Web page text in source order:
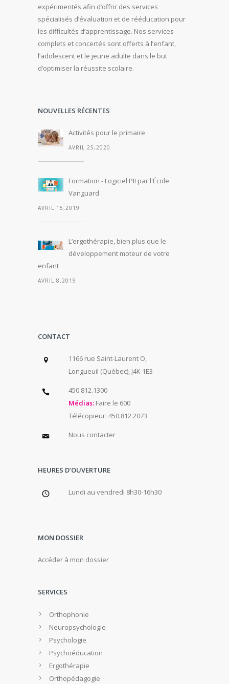
expérimentés afin d’offrir des services
spécialisés d’évaluation et de rééducation pour
les difficultés d’apprentissage. Nos services
complets et concertés sont offerts à l’enfant,
l’adolescent et le jeune adulte dans le but
d’optimiser la réussite scolaire.
NOUVELLES RÉCENTES
Activités pour le primaire
AVRIL 25,2020
Formation - Logiciel PII par l'École
Vanguard
AVRIL 15,2019
L’ergothérapie, bien plus que le
développement moteur de votre
enfant
AVRIL 8,2019
CONTACT
1166 rue Saint-Laurent O,
Longueuil (Québec), J4K 1E3
450.812.1300
Médias: Faire le 600
Télécopieur: 450.812.2073
Nous contacter
HEURES D’OUVERTURE
Lundi au vendredi 8h30-16h30
MON DOSSIER
Accéder à mon dossier
SERVICES
Orthophonie
Neuropsychologie
Psychologie
Psychoéducation
Ergothérapie
Orthopédagogie